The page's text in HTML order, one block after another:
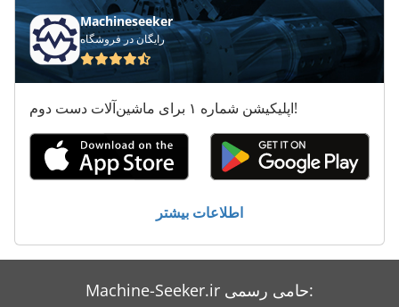
Machineseeker
رایگان در فروشگاه
اپلیکیشن شماره ۱ برای ماشین‌آلات دست دوم!
اطلاعات بیشتر
Machine-Seeker.ir حامی رسمی: